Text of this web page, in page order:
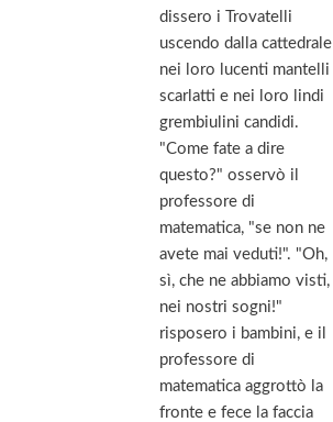
dissero i Trovatelli
uscendo dalla cattedrale
nei loro lucenti mantelli
scarlatti e nei loro lindi
grembiulini candidi.
"Come fate a dire
questo?" osservò il
professore di
matematica, "se non ne
avete mai veduti!". "Oh,
sì, che ne abbiamo visti,
nei nostri sogni!"
risposero i bambini, e il
professore di
matematica aggrottò la
fronte e fece la faccia